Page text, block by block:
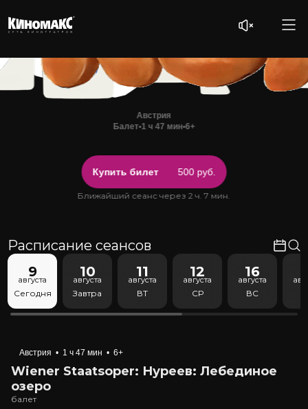
Австрия
Балет•1 ч 47 мин•6+
Купить билет 500 руб.
Ближайший сеанс через 2 ч. 7 мин.
Расписание сеансов
9
августа
Сегодня
10
августа
Завтра
11
августа
ВТ
12
августа
СР
16
августа
ВС
Австрия • 1 ч 47 мин • 6+
Wiener Staatsoper: Нуреев: Лебединое
озеро
балет